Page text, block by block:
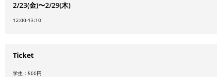
2/23(金)〜2/29(木)
12:00-13:10
Ticket
学生：500円